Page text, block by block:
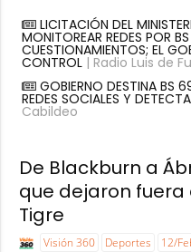
LICITACIÓN DEL
MONITOREAR REDES POR
CUESTIONAMIENTOS; EL
CONTROL| Radio Luis de
GOBIERNO DESTINA BS
REDES SOCIALES Y
Cabildeo
De Blackburn a
que dejaron
Tigre
Visión 360 Deportes 12/